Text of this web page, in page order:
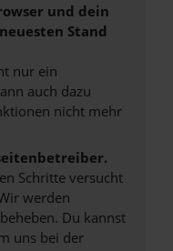
und dein
Stand
nur ein
auch dazu
nicht mehr
Schritte versucht
werden
Du kannst
uns bei der